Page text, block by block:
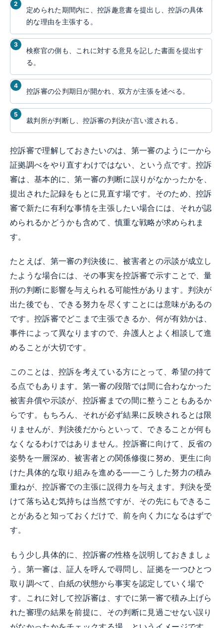
定められた期間内に、控訴趣意書を提出し、控訴の具体
的な理由を主張する。
検察官の側も、これに対する意見を記した書面を提出す
る。
控訴審の公判期日が開かれ、双方が主張を述べる。
裁判所が判断し、控訴審の判決が言い渡される。
控訴審で理解しておきたいのは、第一審のように一から
証拠調べをやり直すわけではない、という点です。控訴
審は、基本的に、第一審の判断に誤りがなかったかを、
提出された記録をもとに見直す場です。そのため、控訴
審で新たに有利な事情を主張したい場合には、それが認
められるかどうかも含めて、慎重な戦略が求められま
す。
たとえば、第一審の判決後に、被害者との示談が成立し
たような場合には、その事実を控訴審で示すことで、量
刑の判断に影響を与えられる可能性があります。判決が
出た後でも、できる努力を尽くすことには意味があるの
です。控訴審でどこまで主張できるか、何が有効かは、
事件によって異なりますので、弁護人とよく相談して進
めることが大切です。
このことは、控訴を考えている方にとって、希望の持て
る点でもあります。第一審の段階では間に合わなかった
被害弁償や示談が、控訴審までの間に整うこともあるか
らです。もちろん、それが必ず結果に反映されるとは限
りませんが、判決後だからといって、できることが何も
なくなるわけではありません。控訴審に向けて、反省の
姿勢を一層深め、被害者との関係修復に努め、更生に向
けた具体的な取り組みを進める——こうした努力の積み
重ねが、控訴審での主張に説得力を与えます。判決を受
けて落ち込む気持ちは当然ですが、その先にもできるこ
とがあると知っておくだけで、前を向く力になるはずで
す。
もう少し具体的に、控訴審の性格を説明しておきましょ
う。第一審は、証人を呼んで尋問し、証拠を一つひとつ
取り調べて、白紙の状態から事実を認定していく場で
す。これに対して控訴審は、すでに第一審で積み上げら
れた審理の結果を前提に、その判断に見過ごせない誤り